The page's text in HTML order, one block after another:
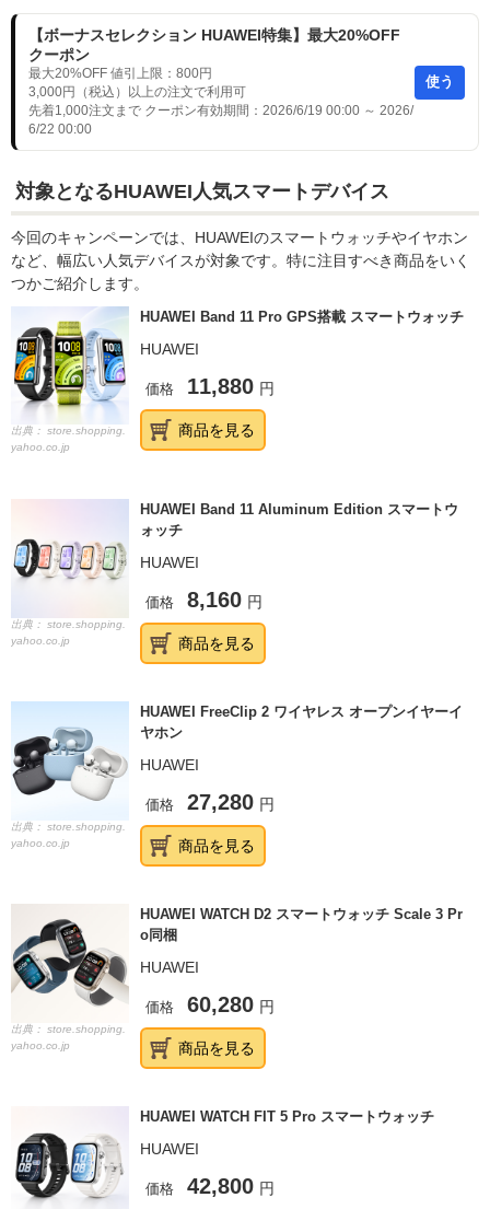
【ボーナスセレクション HUAWEI特集】最大20%OFF
クーポン
最大20%OFF 値引上限：800円
3,000円（税込）以上の注文で利用可
先着1,000注文まで クーポン有効期間：2026/6/19 00:00 ～ 2026/
6/22 00:00
使う
対象となるHUAWEI人気スマートデバイス
今回のキャンペーンでは、HUAWEIのスマートウォッチやイヤホン
など、幅広い人気デバイスが対象です。特に注目すべき商品をいく
つかご紹介します。
出典： store.shopping.
yahoo.co.jp
HUAWEI Band 11 Pro GPS搭載 スマートウォッチ
HUAWEI
価格 11,880 円
商品を見る
出典： store.shopping.
yahoo.co.jp
HUAWEI Band 11 Aluminum Edition スマートウ
ォッチ
HUAWEI
価格 8,160 円
商品を見る
出典： store.shopping.
yahoo.co.jp
HUAWEI FreeClip 2 ワイヤレス オープンイヤーイ
ヤホン
HUAWEI
価格 27,280 円
商品を見る
出典： store.shopping.
yahoo.co.jp
HUAWEI WATCH D2 スマートウォッチ Scale 3 Pr
o同梱
HUAWEI
価格 60,280 円
商品を見る
HUAWEI WATCH FIT 5 Pro スマートウォッチ
HUAWEI
価格 42,800 円